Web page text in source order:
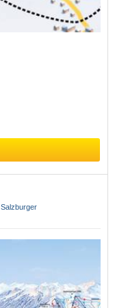
Salzburger